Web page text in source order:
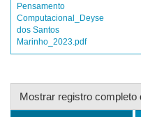
Pensamento
Computacional_Deyse
dos Santos
Marinho_2023.pdf
Mostrar registro completo